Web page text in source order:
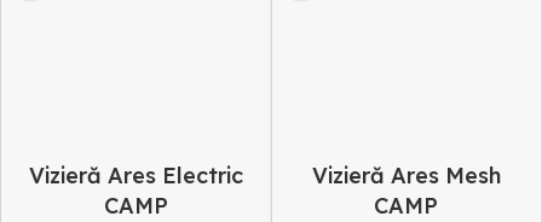
Vizieră Ares Electric
CAMP
Vizieră Ares Mesh
CAMP